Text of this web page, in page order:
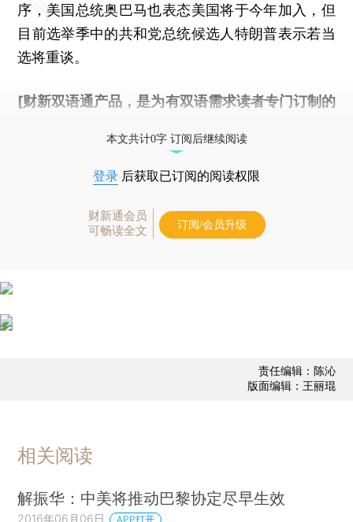
序，美国总统奥巴马也表态美国将于今年加入，但
目前选举季中的共和党总统候选人特朗普表示若当
选将重谈。
[财新双语通产品，是为有双语需求读者专门订制的
本文共计0字 订阅后继续阅读
登录 后获取已订阅的阅读权限
财新通会员
可畅读全文
订阅/会员升级
责任编辑：陈沁
版面编辑：王丽琨
相关阅读
解振华：中美将推动巴黎协定尽早生效
2016年06月06日 APP打开